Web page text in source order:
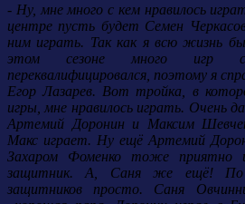
- Ну, мне много с кем нравилось
центре пусть будет Семен
ним играть. Так как я всю жизнь
этом сезоне много игр
переквалифицировался, поэтому я
Егор Лазарев. Вот тройка, в
игры, мне нравилось играть. Очень
Артемий Доронин и Максим
Макс играет. Ну ещё Артемий
Захаром Фоменко тоже приятно
защитник. А, Саня же ещё! По
защитников просто. Саня